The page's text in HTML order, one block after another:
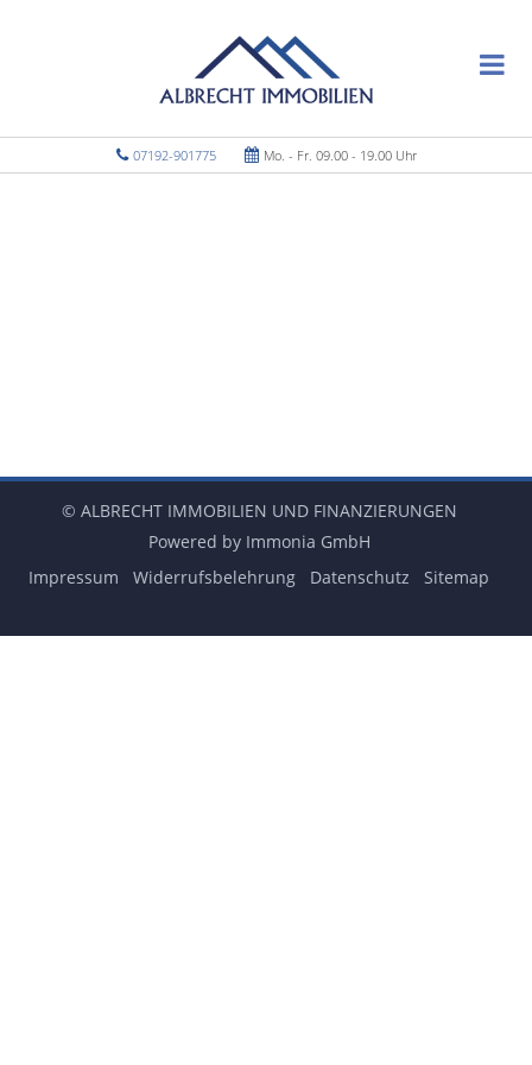
07192-901775 Mo. - Fr. 09.00 - 19.00 Uhr
© ALBRECHT IMMOBILIEN UND FINANZIERUNGEN
Powered by Immonia GmbH
Impressum
Widerrufsbelehrung Datenschutz Sitemap